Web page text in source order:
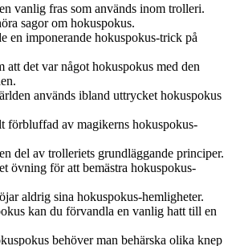
vanlig fras som används inom trolleri.
sagor om hokuspokus.
en imponerande hokuspokus-trick på
att det var något hokuspokus med den
används ibland uttrycket hokuspokus
förbluffad av magikerns hokuspokus-
del av trolleriets grundläggande principer.
övning för att bemästra hokuspokus-
aldrig sina hokuspokus-hemligheter.
kan du förvandla en vanlig hatt till en
behöver man behärska olika knep